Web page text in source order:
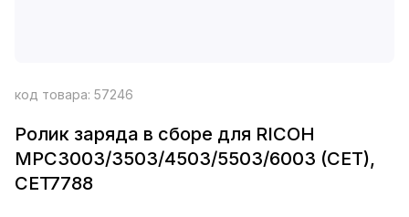
код товара: 57246
Ролик заряда в сборе для RICOH
MPC3003/3503/4503/5503/6003 (CET),
CET7788